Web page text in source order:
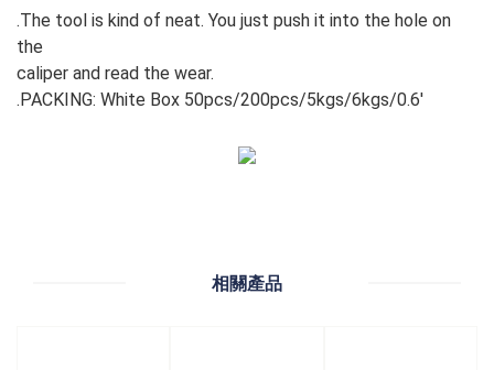
.The tool is kind of neat. You just push it into the hole on
the
caliper and read the wear.
.PACKING: White Box 50pcs/200pcs/5kgs/6kgs/0.6'
相關產品